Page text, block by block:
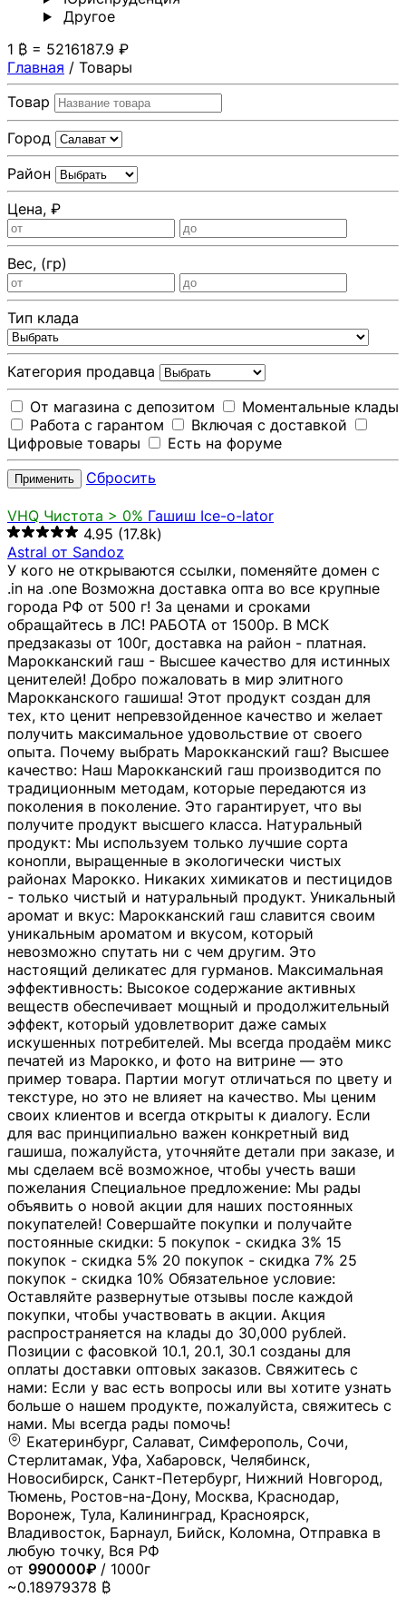
Другoе
1 ₿ = 5216187.9 ₽
Главная / Товары
Товар
Город
Район
Цена, ₽
Вес, (гр)
Тип клада
Категория продавца
От магазина с депозитом
Моментальные клады
Работа с гарантом
Включая с доставкой
Цифровые товары
Есть на форуме
Применить Сбросить
VHQ Чистота > 0% Гашиш Ice-o-lator
4.95 (17.8k)
Astral от Sandoz
У кого не открываются ссылки, поменяйте домен с
.in на .one Возможна доставка опта во все крупные
города РФ от 500 г! За ценами и сроками
обращайтесь в ЛС! РАБОТА от 1500р. В МСК
предзаказы от 100г, доставка на район - платная.
Марокканский гаш - Высшее качество для истинных
ценителей! Добро пожаловать в мир элитного
Марокканского гашиша! Этот продукт создан для
тех, кто ценит непревзойденное качество и желает
получить максимальное удовольствие от своего
опыта. Почему выбрать Марокканский гаш? Высшее
качество: Наш Марокканский гаш производится по
традиционным методам, которые передаются из
поколения в поколение. Это гарантирует, что вы
получите продукт высшего класса. Натуральный
продукт: Мы используем только лучшие сорта
конопли, выращенные в экологически чистых
районах Марокко. Никаких химикатов и пестицидов
- только чистый и натуральный продукт. Уникальный
аромат и вкус: Марокканский гаш славится своим
уникальным ароматом и вкусом, который
невозможно спутать ни с чем другим. Это
настоящий деликатес для гурманов. Максимальная
эффективность: Высокое содержание активных
веществ обеспечивает мощный и продолжительный
эффект, который удовлетворит даже самых
искушенных потребителей. Мы всегда продаём микс
печатей из Марокко, и фото на витрине — это
пример товара. Партии могут отличаться по цвету и
текстуре, но это не влияет на качество. Мы ценим
своих клиентов и всегда открыты к диалогу. Если
для вас принципиально важен конкретный вид
гашиша, пожалуйста, уточняйте детали при заказе, и
мы сделаем всё возможное, чтобы учесть ваши
пожелания Специальное предложение: Мы рады
объявить о новой акции для наших постоянных
покупателей! Совершайте покупки и получайте
постоянные скидки: 5 покупок - скидка 3% 15
покупок - скидка 5% 20 покупок - скидка 7% 25
покупок - скидка 10% Обязательное условие:
Оставляйте развернутые отзывы после каждой
покупки, чтобы участвовать в акции. Акция
распространяется на клады до 30,000 рублей.
Позиции с фасовкой 10.1, 20.1, 30.1 созданы для
оплаты доставки оптовых заказов. Свяжитесь с
нами: Если у вас есть вопросы или вы хотите узнать
больше о нашем продукте, пожалуйста, свяжитесь с
нами. Мы всегда рады помочь!
Екатеринбург, Салават, Симферополь, Сочи,
Стерлитамак, Уфа, Хабаровск, Челябинск,
Новосибирск, Санкт-Петербург, Нижний Новгород,
Тюмень, Ростов-на-Дону, Москва, Краснодар,
Воронеж, Тула, Калининград, Красноярск,
Владивосток, Барнаул, Бийск, Коломна, Отправка в
любую точку, Вся РФ
от 990000₽ / 1000г
~0.18979378 ₿